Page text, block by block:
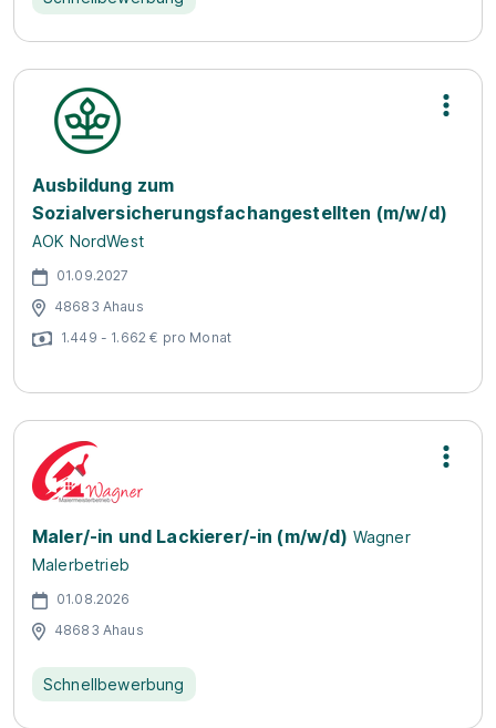
Ausbildung zum
Sozialversicherungsfachangestellten (m/w/d)
AOK NordWest
01.09.2027
48683 Ahaus
1.449 - 1.662 € pro Monat
Maler/-in und Lackierer/-in (m/w/d) Wagner
Malerbetrieb
01.08.2026
48683 Ahaus
Schnellbewerbung